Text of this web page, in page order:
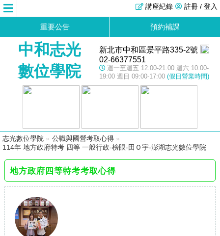
註冊 / 登入
講座紀錄
重要公告 預約補課
中和志光
數位學院
新北市中和區景平路335-2號
02-66377551
週一至週五 12:00-21:00 週六 10:00-
19:00 週日 09:00-17:00 (假日營業時間)
志光數位學院 » 公職與國營考取心得 »
114年 地方政府特考 四等 一般行政-榜眼-田Ｏ宇-澎湖志光數位學院
地方政府四等特考考取心得